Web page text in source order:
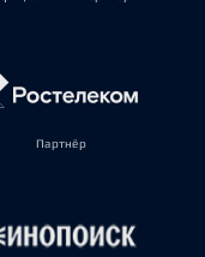
Партнёр